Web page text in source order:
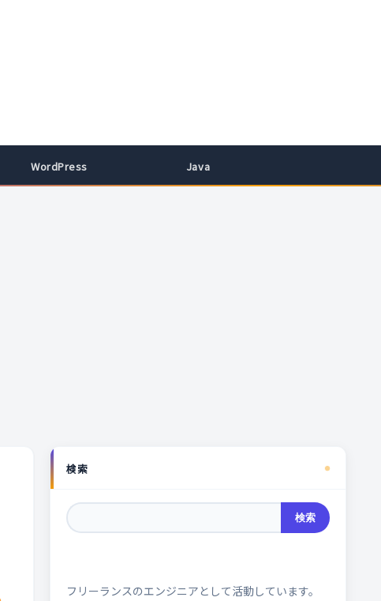
WordPress Java
検索
検索
フリーランスのエンジニアとして活動しています。